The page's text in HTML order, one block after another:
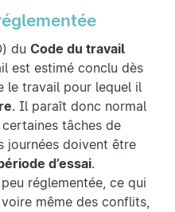
du Code du travail
est estimé conclu dès
le travail pour lequel il
. Il paraît donc normal
tâches de
journées doivent être
d’essai.
réglementée, ce qui
même des conflits,